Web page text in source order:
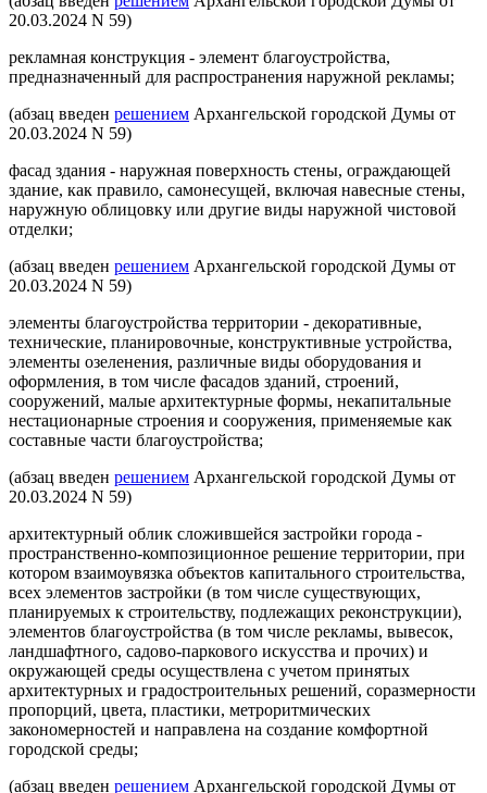
20.03.2024 N 59)
рекламная конструкция - элемент благоустройства,
предназначенный для распространения наружной рекламы;
(абзац введен решением Архангельской городской Думы от
20.03.2024 N 59)
фасад здания - наружная поверхность стены, ограждающей
здание, как правило, самонесущей, включая навесные стены,
наружную облицовку или другие виды наружной чистовой
отделки;
(абзац введен решением Архангельской городской Думы от
20.03.2024 N 59)
элементы благоустройства территории - декоративные,
технические, планировочные, конструктивные устройства,
элементы озеленения, различные виды оборудования и
оформления, в том числе фасадов зданий, строений,
сооружений, малые архитектурные формы, некапитальные
нестационарные строения и сооружения, применяемые как
составные части благоустройства;
(абзац введен решением Архангельской городской Думы от
20.03.2024 N 59)
архитектурный облик сложившейся застройки города -
пространственно-композиционное решение территории, при
котором взаимоувязка объектов капитального строительства,
всех элементов застройки (в том числе существующих,
планируемых к строительству, подлежащих реконструкции),
элементов благоустройства (в том числе рекламы, вывесок,
ландшафтного, садово-паркового искусства и прочих) и
окружающей среды осуществлена с учетом принятых
архитектурных и градостроительных решений, соразмерности
пропорций, цвета, пластики, метроритмических
закономерностей и направлена на создание комфортной
городской среды;
(абзац введен решением Архангельской городской Думы от